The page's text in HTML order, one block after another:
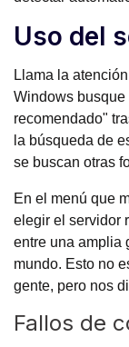
Uso del
Llama la
Windows
recomendado"
la búsqueda de
se buscan otras
En el menú que
elegir el servidor
entre una amplia
mundo. Esto no
gente, pero nos
Fallos de